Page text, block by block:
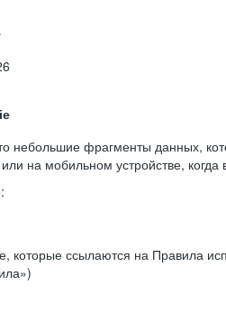
небольшие фрагменты данных,
на мобильном устройстве,
которые ссылаются на Правила